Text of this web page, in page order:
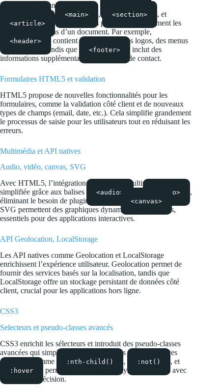
Les balises sémantiques comme
, <main> , <section> , et
<article>
sont cruciales pour définir clairement les
différentes sections d’un document. Par exemple,
<header>
contient généralement des logos, des menus
de navigation, tandis que
<footer>
inclut des
informations supplémentaires et des liens de contact.
Formulaires HTML5 et validation
HTML5 propose de nouvelles fonctionnalités pour les
formulaires, comme la validation côté client et de nouveaux
types de champs (email, date, etc.). Cela simplifie grandement
le processus de saisie pour les utilisateurs tout en réduisant les
erreurs.
Multimédia et API natives
Audio, vidéo, canvas, SVG
Avec HTML5, l’intégration de contenus multimédias est
simplifiée grâce aux balises
<audio> <video>
,
éliminant le besoin de plugins tiers. Le
<canvas>
SVG permettent des graphiques dynamiques et évolutifs,
essentiels pour des applications interactives.
API Geolocation, LocalStorage
Les API natives comme Geolocation et LocalStorage
enrichissent l’expérience utilisateur. Geolocation permet de
fournir des services basés sur la localisation, tandis que
LocalStorage offre un stockage persistant de données côté
client, crucial pour les applications hors ligne.
CSS3
Selecteurs et pseudo-classes avancés
CSS3 enrichit les sélecteurs et introduit des pseudo-classes
avancées qui simplifient le ciblage précis d’éléments. Des
sélecteurs comme
:nth-child() , :not() , et
:hover
permettent de créer des styles complexes avec
une grande précision.